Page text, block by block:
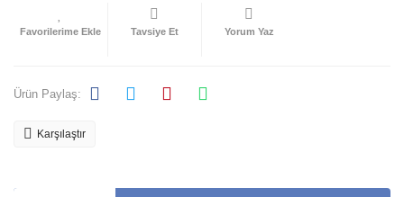
Tavsiye Et Yorum Yaz
Ürün Paylaş:
Karşılaştır